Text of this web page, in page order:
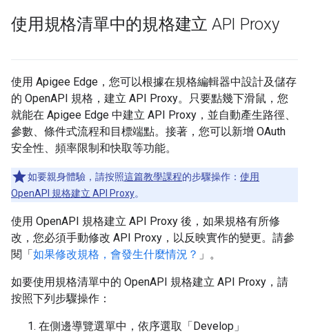
使用規格清單中的規格建立 API Proxy
使用 Apigee Edge，您可以根據在規格編輯器中設計及儲存
的 OpenAPI 規格，建立 API Proxy。只要點幾下滑鼠，您
就能在 Apigee Edge 中建立 API Proxy，並自動產生路徑、
參數、條件式流程和目標端點。接著，您可以新增 OAuth
安全性、頻率限制和快取等功能。
如要親身體驗，請按照這篇教學課程的步驟操作： 使用
OpenAPI 規格建立 API Proxy。
使用 OpenAPI 規格建立 API Proxy 後，如果規格有所修
改，您必須手動修改 API Proxy，以反映實作的變更。請參
閱「 如果修改規格，會發生什麼情況？ 」。
如要使用規格清單中的 OpenAPI 規格建立 API Proxy，請
按照下列步驟操作：
在側邊導覽選單中，依序選取「Develop」